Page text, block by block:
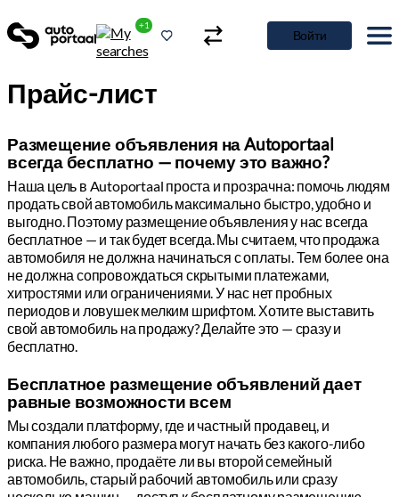
+1
Войти
Прайс-лист
Размещение объявления на
всегда бесплатно — почему это
Наша цель в Autoportaal проста и прозрачна: помочь людям
продать свой автомобиль максимально быстро, удобно и
выгодно. Поэтому размещение объявления у нас всегда
бесплатное — и так будет всегда. Мы считаем, что продажа
автомобиля не должна начинаться с оплаты. Тем более она
не должна сопровождаться скрытыми платежами,
хитростями или ограничениями. У нас нет пробных
периодов и ловушек мелким шрифтом. Хотите выставить
свой автомобиль на продажу? Делайте это — сразу и
бесплатно.
Бесплатное размещение
Мы создали платформу, где и частный продавец, и
компания любого размера могут начать без какого-либо
риска. Не важно, продаёте ли вы второй семейный
автомобиль, старый рабочий автомобиль или сразу